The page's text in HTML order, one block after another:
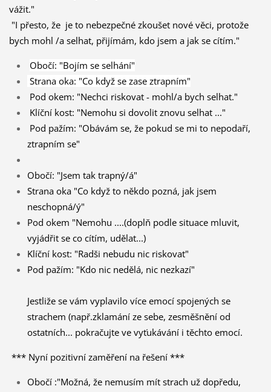
vážit."
"I přesto, že je to nebezpečné zkoušet nové věci, protože
bych mohl /a selhat, přijímám, kdo jsem a jak se cítím."
Obočí: "Bojím se selhání"
Strana oka: "Co když se zase ztrapním"
Pod okem: "Nechci riskovat - mohl/a bych selhat."
Klíční kost: "Nemohu si dovolit znovu selhat ..."
Pod pažím: "Obávám se, že pokud se mi to nepodaří,
ztrapním se"
Obočí: "Jsem tak trapný/á"
Strana oka "Co když to někdo pozná, jak jsem
neschopná/ý"
Pod okem "Nemohu ....(doplň podle situace mluvit,
vyjádřit se co cítím, udělat...)
Klíční kost: "Radši nebudu nic riskovat"
Pod pažím: "Kdo nic nedělá, nic nezkazí"
Jestliže se vám vyplavilo více emocí spojených se
strachem (např.zklamání ze sebe, zesměšnění od
ostatních... pokračujte ve vyťukávání i těchto emocí.
*** Nyní pozitivní zaměření na řešení ***
Obočí :"Možná, že nemusím mít strach už dopředu,